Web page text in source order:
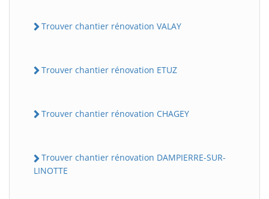
Trouver chantier rénovation VALAY
Trouver chantier rénovation ETUZ
Trouver chantier rénovation CHAGEY
Trouver chantier rénovation DAMPIERRE-SUR-
LINOTTE